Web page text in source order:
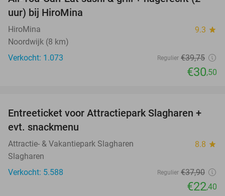
uur) bij HiroMina
HiroMina 9.3 star
Noordwijk (8 km)
Verkocht: 1.073
Regulier €39,75
€30,50
41%
Entreeticket voor Attractiepark Slagharen +
evt. snackmenu
Attractie- & Vakantiepark Slagharen 8.8 star
Slagharen
Verkocht: 5.588
Regulier €37,90
€22,40